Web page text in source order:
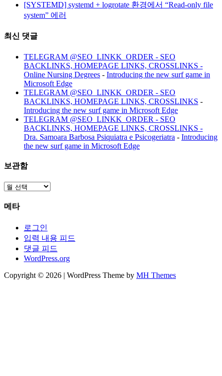
[SYSTEMD] systemd + logrotate 환경에서 “Read-only file
system” 에러
최신 댓글
TELEGRAM @SEO_LINKK_ORDER - SEO
BACKLINKS, HOMEPAGE LINKS, CROSSLINKS -
Online Nursing Degrees - Introducing the new surf game in
Microsoft Edge
TELEGRAM @SEO_LINKK_ORDER - SEO
BACKLINKS, HOMEPAGE LINKS, CROSSLINKS -
Introducing the new surf game in Microsoft Edge
TELEGRAM @SEO_LINKK_ORDER - SEO
BACKLINKS, HOMEPAGE LINKS, CROSSLINKS -
Dra. Samoara Barbosa Psiquiatra e Psicogeriatra - Introducing
the new surf game in Microsoft Edge
보관함
보
함
메타
로그인
입력 내용 피드
댓글 피드
WordPress.org
Copyright © 2026 | WordPress Theme by MH Themes